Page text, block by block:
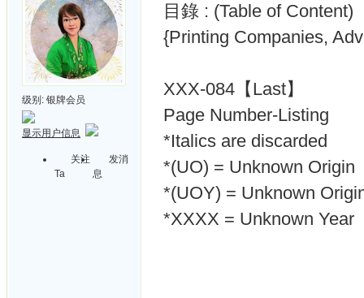
级别: 银牌会员
显示用户信息
关注
Ta
发消
息
目錄 : (Table of Content)
{Printing Companies,
XXX-084【Last】
Page Number-Listing
*Italics are discarded
*(UO) = Unknown Origin
*(UOY) = Unknown
*XXXX = Unknown Year